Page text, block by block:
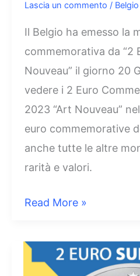
Lascia un commento / Belgio
Il Belgio ha emesso la
commemorativa da “2
Nouveau” il giorno 20
vedere i 2 Euro
2023 “Art Nouveau”
euro commemorative
anche tutte le altre
rarità e valori.
2
Art
Nouveau
Read More »